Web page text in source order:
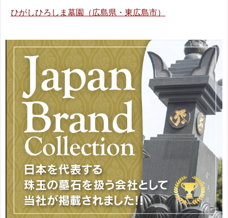
ひがしひろしま墓園（広島県・東広島市）